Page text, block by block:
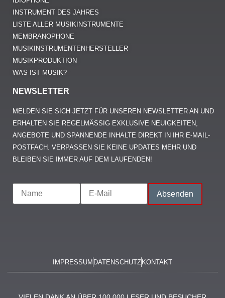
MUSIKPRODUKTION
WAS IST MUSIK?
NEWSLETTER
MELDEN SIE SICH JETZT FÜR UNSEREN NEWSLETTER AN UND
ERHALTEN SIE REGELMÄSSIG EXKLUSIVE NEUIGKEITEN, A
OSTFACH. VERPASSEN SIE KEINE UPDATES MEHR UND B
LEIBEN SIE IMMER AUF DEM LAUFENDEN!
@2026 MUSIKNERD.ORG – LEIDENSCHAFTLICHE
EXPERTEN FÜR MUSIK